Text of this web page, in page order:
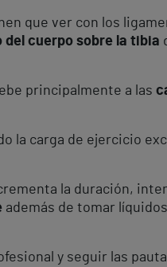
que ver con los
del cuerpo sobre la tibia
principalmente a las
la carga de ejercicio
la duración,
además de tomar
y seguir las